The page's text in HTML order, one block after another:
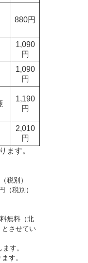
880円
1,090
円
1,090
円
1,190
円
2,010
円
ます。
税別）
別）
無料（北
とさせてい
す。
す。